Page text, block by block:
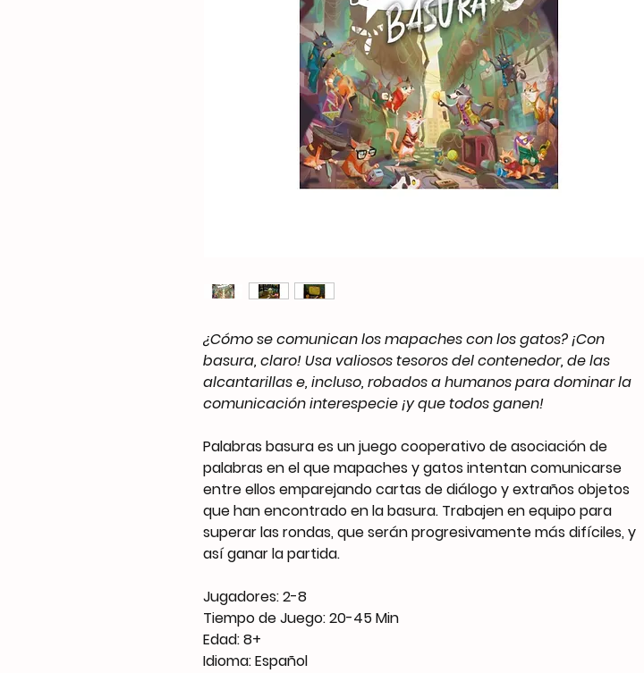
¿Cómo se comunican los mapaches con los gatos? ¡Con
basura, claro! Usa valiosos tesoros del contenedor, de las
alcantarillas e, incluso, robados a humanos para dominar la
comunicación interespecie ¡y que todos ganen!
Palabras basura es un juego cooperativo de asociación de
palabras en el que mapaches y gatos intentan comunicarse
entre ellos emparejando cartas de diálogo y extraños objetos
que han encontrado en la basura. Trabajen en equipo para
superar las rondas, que serán progresivamente más difíciles, y
así ganar la partida.
Jugadores: 2-8
Tiempo de Juego: 20-45 Min
Edad: 8+
Idioma: Español